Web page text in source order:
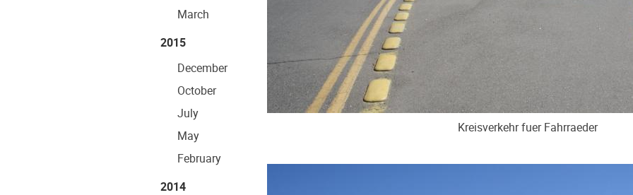
March
2015
December
October
July
May
February
2014
Kreisverkehr fuer Fahrraeder